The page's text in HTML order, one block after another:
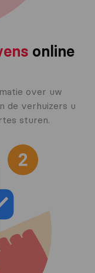
online
over uw
de verhuizers u
sturen.